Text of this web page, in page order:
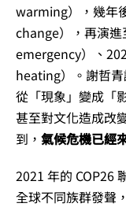
warming），幾年
change），再演
emergency）、
heating）。謝哲
從「現象」變成「
甚至對文化造成改
到， 氣候危機已經
2021 年的 COP26
全球不同族群發聲